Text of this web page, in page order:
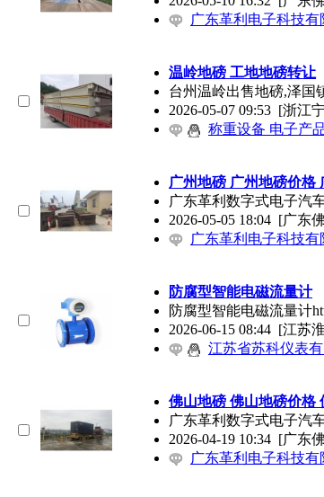
广东革利电子科技有
温岭地磅 工地地磅转让
台州温岭出售地磅,泽国
2026-05-07 09:53 [浙江
称重设备 电子产
广州地磅 广州地磅价格
广东革利数字式电子汽
2026-05-05 18:04 [广东
广东革利电子科技有
防腐型智能电磁流量计
防腐型智能电磁流量计
2026-06-15 08:44 [江苏
江苏省苏科仪表有
佛山地磅 佛山地磅价格
广东革利数字式电子汽
2026-04-19 10:34 [广东
广东革利电子科技有